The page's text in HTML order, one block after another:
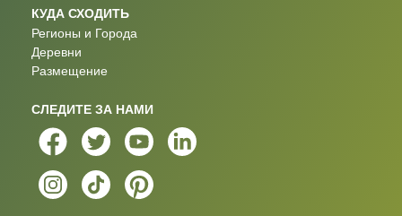
КУДА СХОДИТЬ
Регионы и Города
Деревни
Размещение
СЛЕДИТЕ ЗА НАМИ